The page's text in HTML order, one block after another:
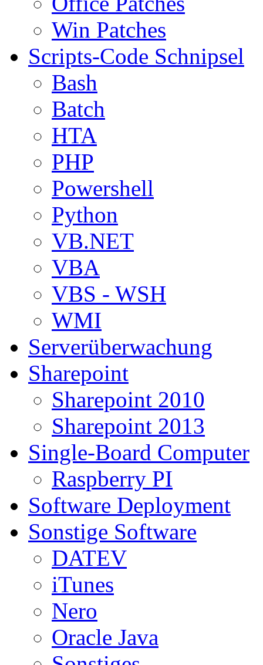
Win Patches
Scripts-Code Schnipsel
Bash
Batch
HTA
PHP
Powershell
Python
VB.NET
VBA
VBS - WSH
WMI
Serverüberwachung
Sharepoint
Sharepoint 2010
Sharepoint 2013
Single-Board Computer
Raspberry PI
Software Deployment
Sonstige Software
DATEV
iTunes
Nero
Oracle Java